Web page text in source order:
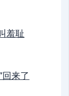
羞耻
回来了